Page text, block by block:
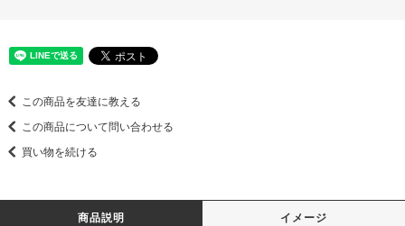
この商品を友達に教える
この商品について問い合わせる
買い物を続ける
商品説明 イメージ